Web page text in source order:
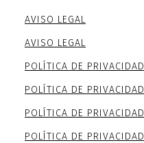
AVISO LEGAL
AVISO LEGAL
POLÍTICA DE PRIVACIDAD
POLÍTICA DE PRIVACIDAD
POLÍTICA DE PRIVACIDAD
POLÍTICA DE PRIVACIDAD